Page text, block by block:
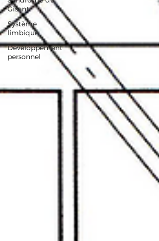
Gisant
Système
limbique
Développement
personnel